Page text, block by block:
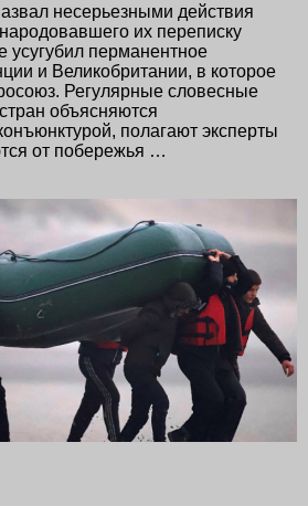
несерьезными действия
их переписку
перманентное
и Великобритании, в которое
Регулярные словесные
объясняются
полагают эксперты
от побережья …